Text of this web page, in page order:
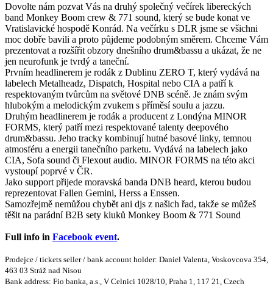
Dovolte nám pozvat Vás na druhý společný večírek libereckých
band Monkey Boom crew & 771 sound, který se bude konat ve
Vratislavické hospodě Konrád. Na večírku s DLR jsme se všichni
moc dobře bavili a proto půjdeme podobným směrem. Chceme Vám
prezentovat a rozšířit obzory dnešního drum&bassu a ukázat, že ne
jen neurofunk je tvrdý a taneční.
Prvním headlinerem je rodák z Dublinu ZERO T, který vydává na
labelech Metalheadz, Dispatch, Hospital nebo CIA a patří k
respektovaným tvůrcům na světové DNB scéně. Je znám svým
hlubokým a melodickým zvukem s příměsí soulu a jazzu.
Druhým headlinerem je rodák a producent z Londýna MINOR
FORMS, který patří mezi respektované talenty deepového
drum&bassu. Jeho tracky kombinují hutné basové linky, temnou
atmosféru a energii tanečního parketu. Vydává na labelech jako
CIA, Sofa sound či Flexout audio. MINOR FORMS na této akci
vystoupí poprvé v ČR.
Jako support přijede moravská banda DNB heard, kterou budou
reprezentovat Fallen Gemini, Herss a Enssen.
Samozřejmě nemůžou chybět ani djs z našich řad, takže se můžeš
těšit na parádní B2B sety kluků Monkey Boom & 771 Sound
Full info in Facebook event.
Prodejce / tickets seller / bank account holder: Daniel Valenta, Voskovcova 354,
463 03 Stráž nad Nisou
Bank address: Fio banka, a.s., V Celnici 1028/10, Praha 1, 117 21, Czech